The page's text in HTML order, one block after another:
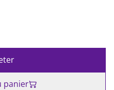
panier